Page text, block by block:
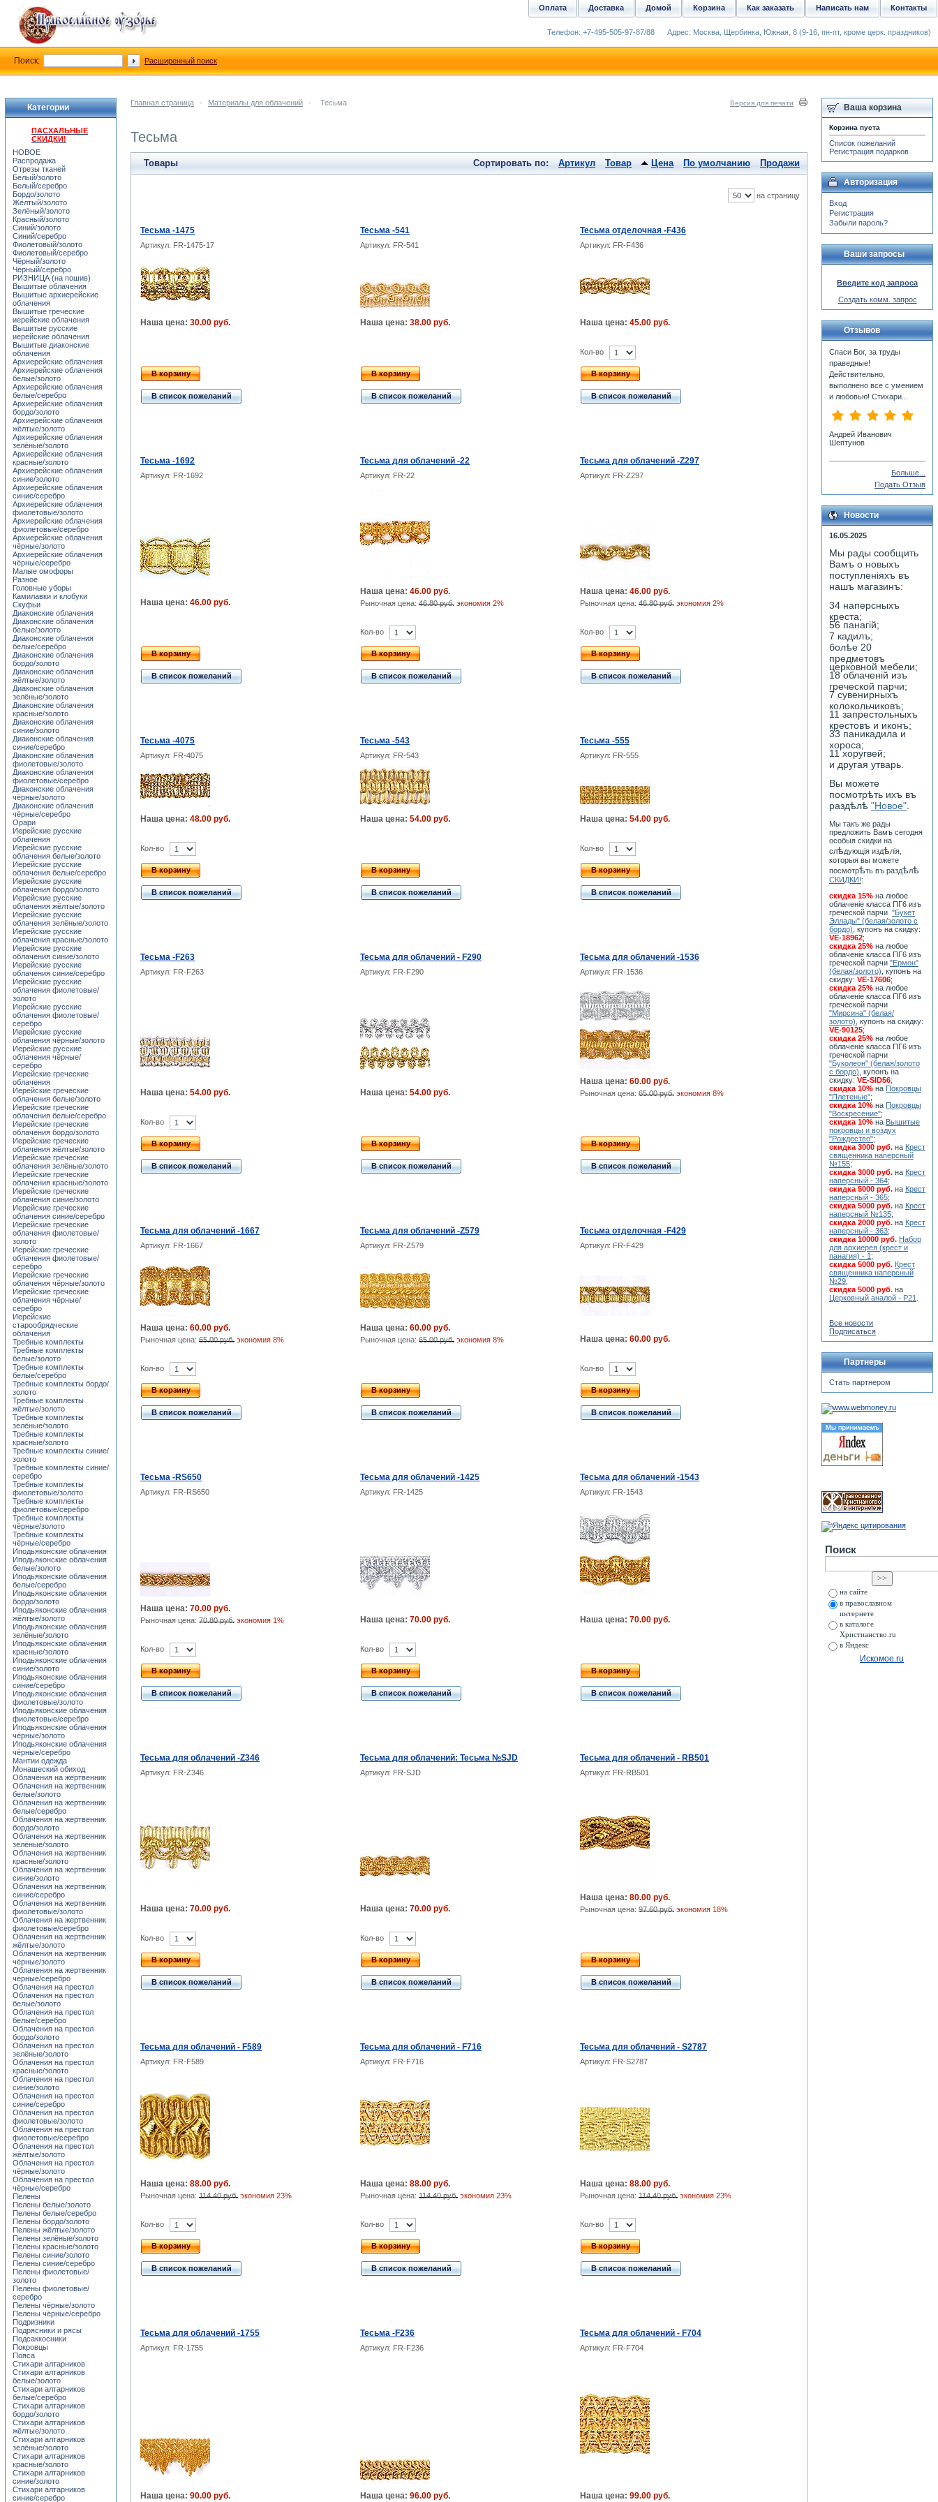
Главная страница - Материалы для облачений - Тесьма Версия для печати
Тесьма
Товары Сортировать по: Артикул Товар Цена По умолчанию Продажи
на страницу
Тесьма -1475 Тесьма -541 Тесьма отделочная -F436
Артикул: FR-1475-17 Артикул: FR-541 Артикул: FR-F436
Наша цена: 30.00 руб. Наша цена: 38.00 руб. Наша цена: 45.00 руб.
В корзину
В список пожеланий
В корзину
В список пожеланий
Кол-во
В корзину
В список пожеланий
Тесьма -1692 Тесьма для облачений -22 Тесьма для облачений -Z297
Артикул: FR-1692 Артикул: FR-22 Артикул: FR-Z297
Наша цена: 46.00 руб.
Наша цена: 46.00 руб.
Рыночная цена: 46.80 руб. экономия 2%
Наша цена: 46.00 руб.
Рыночная цена: 46.80 руб. экономия 2%
В корзину
В список пожеланий
Кол-во
В корзину
В список пожеланий
Кол-во
В корзину
В список пожеланий
Тесьма -4075 Тесьма -543 Тесьма -555
Артикул: FR-4075 Артикул: FR-543 Артикул: FR-555
Наша цена: 48.00 руб. Наша цена: 54.00 руб. Наша цена: 54.00 руб.
Кол-во
В корзину
В список пожеланий
В корзину
В список пожеланий
Кол-во
В корзину
В список пожеланий
Тесьма -F263 Тесьма для облачений - F290 Тесьма для облачений -1536
Артикул: FR-F263 Артикул: FR-F290 Артикул: FR-1536
Наша цена: 54.00 руб. Наша цена: 54.00 руб.
Наша цена: 60.00 руб.
Рыночная цена: 65.00 руб. экономия 8%
Кол-во
В корзину
В список пожеланий
В корзину
В список пожеланий
В корзину
В список пожеланий
Тесьма для облачений -1667 Тесьма для облачений -Z579 Тесьма отделочная -F429
Артикул: FR-1667 Артикул: FR-Z579 Артикул: FR-F429
Наша цена: 60.00 руб.
Рыночная цена: 65.00 руб. экономия 8%
Наша цена: 60.00 руб.
Рыночная цена: 65.00 руб. экономия 8% Наша цена: 60.00 руб.
Кол-во
В корзину
В список пожеланий
В корзину
В список пожеланий
Кол-во
В корзину
В список пожеланий
Тесьма -RS650 Тесьма для облачений -1425 Тесьма для облачений -1543
Артикул: FR-RS650 Артикул: FR-1425 Артикул: FR-1543
Наша цена: 70.00 руб.
Рыночная цена: 70.80 руб. экономия 1% Наша цена: 70.00 руб. Наша цена: 70.00 руб.
Кол-во
В корзину
В список пожеланий
Кол-во
В корзину
В список пожеланий
В корзину
В список пожеланий
Тесьма для облачений -Z346 Тесьма для облачений: Тесьма №SJD Тесьма для облачений - RB501
Артикул: FR-Z346 Артикул: FR-SJD Артикул: FR-RB501
Наша цена: 70.00 руб. Наша цена: 70.00 руб.
Наша цена: 80.00 руб.
Рыночная цена: 97.60 руб. экономия 18%
Кол-во
В корзину
В список пожеланий
Кол-во
В корзину
В список пожеланий
В корзину
В список пожеланий
Тесьма для облачений - F589 Тесьма для облачений - F716 Тесьма для облачений - S2787
Артикул: FR-F589 Артикул: FR-F716 Артикул: FR-S2787
Наша цена: 88.00 руб.
Рыночная цена: 114.40 руб. экономия 23%
Наша цена: 88.00 руб.
Рыночная цена: 114.40 руб. экономия 23%
Наша цена: 88.00 руб.
Рыночная цена: 114.40 руб. экономия 23%
Кол-во
В корзину
В список пожеланий
Кол-во
В корзину
В список пожеланий
Кол-во
В корзину
В список пожеланий
Тесьма для облачений -1755 Тесьма -F236 Тесьма для облачений - F704
Артикул: FR-1755 Артикул: FR-F236 Артикул: FR-F704
Наша цена: 90.00 руб. Наша цена: 96.00 руб. Наша цена: 99.00 руб.
Категории
ПАСХАЛЬНЫЕ
СКИДКИ!
НОВОЕ
Распродажа
Отрезы тканей
Белый/золото
Белый/серебро
Бордо/золото
Жёлтый/золото
Зелёный/золото
Красный/золото
Синий/золото
Синий/серебро
Фиолетовый/золото
Фиолетовый/серебро
Чёрный/золото
Чёрный/серебро
РИЗНИЦА (на пошив)
Вышитые облачения
Вышитые архиерейские
облачения
Вышитые греческие
иерейские облачения
Вышитые русские
иерейские облачения
Вышитые диаконские
облачения
Архиерейские облачения
Архиерейские облачения
белые/золото
Архиерейские облачения
белые/серебро
Архиерейские облачения
бордо/золото
Архиерейские облачения
жёлтые/золото
Архиерейские облачения
зелёные/золото
Архиерейские облачения
красные/золото
Архиерейские облачения
синие/золото
Архиерейские облачения
синие/серебро
Архиерейские облачения
фиолетовые/золото
Архиерейские облачения
фиолетовые/серебро
Архиерейские облачения
чёрные/золото
Архиерейские облачения
чёрные/серебро
Малые омофоры
Разное
Головные уборы
Камилавки и клобуки
Скуфьи
Диаконские облачения
Диаконские облачения
белые/золото
Диаконские облачения
белые/серебро
Диаконские облачения
бордо/золото
Диаконские облачения
жёлтые/золото
Диаконские облачения
зелёные/золото
Диаконские облачения
красные/золото
Диаконские облачения
синие/золото
Диаконские облачения
синие/серебро
Диаконские облачения
фиолетовые/золото
Диаконские облачения
фиолетовые/серебро
Диаконские облачения
чёрные/золото
Диаконские облачения
чёрные/серебро
Орари
Иерейские русские
облачения
Иерейские русские
облачения белые/золото
Иерейские русские
облачения белые/серебро
Иерейские русские
облачения бордо/золото
Иерейские русские
облачения жёлтые/золото
Иерейские русские
облачения зелёные/золото
Иерейские русские
облачения красные/золото
Иерейские русские
облачения синие/золото
Иерейские русские
облачения синие/серебро
Иерейские русские
облачения фиолетовые/
золото
Иерейские русские
облачения фиолетовые/
серебро
Иерейские русские
облачения чёрные/золото
Иерейские русские
облачения чёрные/
серебро
Иерейские греческие
облачения
Иерейские греческие
облачения белые/золото
Иерейские греческие
облачения белые/серебро
Иерейские греческие
облачения бордо/золото
Иерейские греческие
облачения жёлтые/золото
Иерейские греческие
облачения зелёные/золото
Иерейские греческие
облачения красные/золото
Иерейские греческие
облачения синие/золото
Иерейские греческие
облачения синие/серебро
Иерейские греческие
облачения фиолетовые/
золото
Иерейские греческие
облачения фиолетовые/
серебро
Иерейские греческие
облачения чёрные/золото
Иерейские греческие
облачения чёрные/
серебро
Иерейские
старообрядческие
облачения
Требные комплекты
Требные комплекты
белые/золото
Требные комплекты
белые/серебро
Требные комплекты бордо/
золото
Требные комплекты
жёлтые/золото
Требные комплекты
зелёные/золото
Требные комплекты
красные/золото
Требные комплекты синие/
золото
Требные комплекты синие/
серебро
Требные комплекты
фиолетовые/золото
Требные комплекты
фиолетовые/серебро
Требные комплекты
чёрные/золото
Требные комплекты
чёрные/серебро
Иподьяконские облачения
Иподьяконские облачения
белые/золото
Иподьяконские облачения
белые/серебро
Иподьяконские облачения
бордо/золото
Иподьяконские облачения
жёлтые/золото
Иподьяконские облачения
зелёные/золото
Иподьяконские облачения
красные/золото
Иподьяконские облачения
синие/золото
Иподьяконские облачения
синие/серебро
Иподьяконские облачения
фиолетовые/золото
Иподьяконские облачения
фиолетовые/серебро
Иподьяконские облачения
чёрные/золото
Иподьяконские облачения
чёрные/серебро
Мантии одежда
Монашеский обиход
Облачения на жертвенник
Облачения на жертвенник
белые/золото
Облачения на жертвенник
белые/серебро
Облачения на жертвенник
бордо/золото
Облачения на жертвенник
зелёные/золото
Облачения на жертвенник
красные/золото
Облачения на жертвенник
синие/золото
Облачения на жертвенник
синие/серебро
Облачения на жертвенник
фиолетовые/золото
Облачения на жертвенник
фиолетовые/серебро
Облачения на жертвенник
жёлтые/золото
Облачения на жертвенник
чёрные/золото
Облачения на жертвенник
чёрные/серебро
Облачения на престол
Облачения на престол
белые/золото
Облачения на престол
белые/серебро
Облачения на престол
бордо/золото
Облачения на престол
зелёные/золото
Облачения на престол
красные/золото
Облачения на престол
синие/золото
Облачения на престол
синие/серебро
Облачения на престол
фиолетовые/золото
Облачения на престол
фиолетовые/серебро
Облачения на престол
жёлтые/золото
Облачения на престол
чёрные/золото
Облачения на престол
чёрные/серебро
Пелены
Пелены белые/золото
Пелены белые/серебро
Пелены бордо/золото
Пелены жёлтые/золото
Пелены зелёные/золото
Пелены красные/золото
Пелены синие/золото
Пелены синие/серебро
Пелены фиолетовые/
золото
Пелены фиолетовые/
серебро
Пелены чёрные/золото
Пелены чёрные/серебро
Подризники
Подрясники и рясы
Подсаккосники
Покровцы
Пояса
Стихари алтарников
Стихари алтарников
белые/золото
Стихари алтарников
белые/серебро
Стихари алтарников
бордо/золото
Стихари алтарников
жёлтые/золото
Стихари алтарников
зелёные/золото
Стихари алтарников
красные/золото
Стихари алтарников
синие/золото
Стихари алтарников
синие/серебро
Ваша корзина
Корзина пуста
Список пожеланий
Регистрация подарков
Авторизация
Вход
Регистрация
Забыли пароль?
Ваши запросы
Введите код запроса
Создать комм. запрос
Отзывов
Спаси Бог, за труды
праведные!
Действительно,
выполнено все с умением
и любовью! Стихари...
Андрей Иванович
Шептунов
Больше...
Подать Отзыв
Новости
16.05.2025
Мы рады сообщить
Вамъ о новыхъ
поступленiяхъ въ
нашъ магазинъ:
34 наперсныхъ
креста;
56 панагiй;
7 кадилъ;
болѣе 20
предметовъ
церковной мебели;
18 облаченiй изъ
греческой парчи;
7 сувенирныхъ
колокольчиковъ;
11 запрестольныхъ
крестовъ и иконъ;
33 паникадила и
хороса;
11 хоругвей;
и другая утварь.
Вы можете
посмотрѣть ихъ въ
раздѣлѣ "Новое"
Мы такъ же рады
предложить Вамъ сегодня
особыя скидки на
слѣдующiя издѣлiя,
которыя вы можете
посмотрѣть въ раздѣлѣ
СКИДКИ!:
скидка 15% на любое
облаченiе класса ПГ6 изъ
греческой парчи "Букет
Эллады" (белая/золото с
бордо) , купонъ на скидку:
VE-18962;
скидка 25% на любое
облаченiе класса ПГ6 изъ
греческой парчи "Ермон"
(белая/золото) , купонъ на
скидку: VE-17606;
скидка 25% на любое
облаченiе класса ПГ6 изъ
греческой парчи
"Мирсина" (белая/
золото) , купонъ на скидку:
VE-90125;
скидка 25% на любое
облаченiе класса ПГ6 изъ
греческой парчи
"Буколеон" (белая/золото
с бордо) , купонъ на
скидку: VE-SID56;
скидка 10% на Покровцы
"Плетеные";
скидка 10% на Покровцы
"Воскресение";
скидка 10% на Вышитые
покровцы и воздух
"Рождество";
скидка 3000 руб. на Крест
священника наперсный
№155;
скидка 3000 руб. на Крест
наперсный - 364;
скидка 5000 руб. на Крест
наперсный - 365;
скидка 5000 руб. на Крест
наперсный №135;
скидка 2000 руб. на Крест
наперсный - 363;
скидка 10000 руб. Набор
для архиерея (крест и
панагия) - 1 ;
скидка 5000 руб. Крест
священника наперсный
№29;
скидка 5000 руб. на
Церковный аналой - Р21
Все новости
Подписаться
Партнеры
Стать партнером
Поиск
на сайте
в православном
интернете
в каталоге
Христианство.ru
в Яндекс
Искомое.ru
Контакты
Написать нам
Как заказать
Корзина
Домой
Доставка
Оплата
Телефон: +7-495-505-97-87/88 Адрес: Москва, Щербинка, Южная, 8 (9-16, пн-пт, кроме церк. праздников)
Поиск: Расширенный поиск